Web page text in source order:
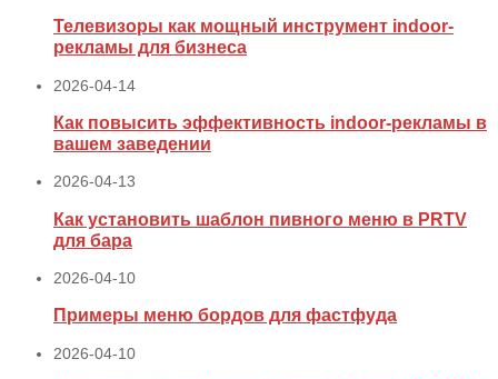
Телевизоры как мощный инструмент indoor-
рекламы для бизнеса
2026-04-14
Как повысить эффективность indoor-рекламы в
вашем заведении
2026-04-13
Как установить шаблон пивного меню в PRTV
для бара
2026-04-10
Примеры меню бордов для фастфуда
2026-04-10